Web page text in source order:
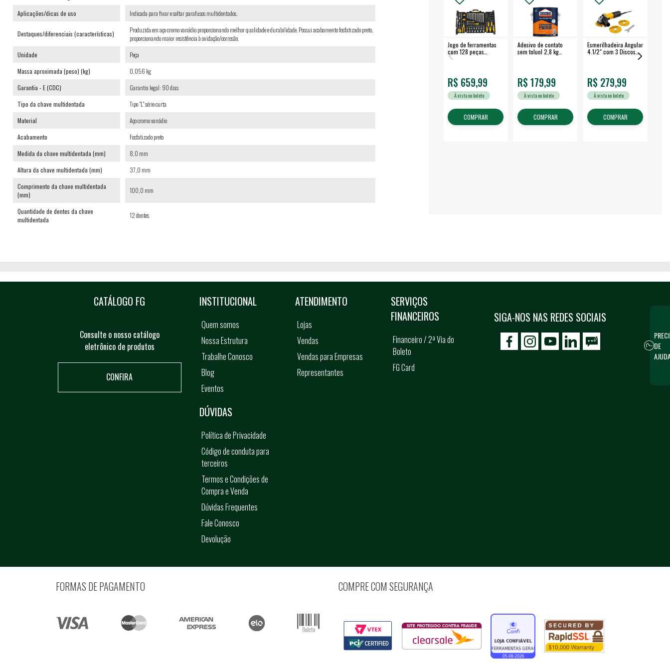
Jogo de ferramentas
com 128 peças
embalagem fechada -
R$ 659,99
À vista no boleto
COMPRAR
Adesivo de contato
sem toluol 2,8 kg
R$ 179,99
À vista no boleto
COMPRAR
Esmerilhadeira Angular
4.1/2" com 3 Discos
R$ 279,99
À vista no boleto
COMPRAR
Aplicações/dicas de uso
Indicada para fixar e soltar parafusos multidentados.
Destaques/diferenciais (características)
Produzida em aço cromo vanádio proporcionando melhor qualidade e durabilidade. Possui acabamento fosfatizado preto,
proporcionando maior resistência à oxidação/corrosão.
Unidade
Peça
Massa aproximada (peso) (kg)
0,056 kg
Garantia - E (CDC)
Garantia legal: 90 dias
Tipo da chave multidentada
Tipo "L" série curta
Material
Aço cromo vanádio
Acabamento
Fosfatizado preto
Medida da chave multidentada (mm)
8,0 mm
Altura da chave multidentada (mm)
37,0 mm
Comprimento da chave multidentada
(mm)
100,0 mm
Quantidade de dentes da chave
multidentada
12 dentes
CATÁLOGO FG
Consulte o nosso catálogo
eletrônico de produtos
CONFIRA
SIGA-NOS NAS REDES SOCIAIS
icon-facebook
icon-social02icon-social03
INSTITUCIONAL
Quem somos
Nossa Estrutura
Trabalhe Conosco
Blog
Eventos
ATENDIMENTO
Lojas
Vendas
Vendas para Empresas
Representantes
SERVIÇOS
FINANCEIROS
Financeiro / 2ª Via do
Boleto
FG Card
DÚVIDAS
Política de Privacidade
Código de conduta para
terceiros
Termos e Condições de
Compra e Venda
Dúvidas Frequentes
Fale Conosco
Devolução
FORMAS DE PAGAMENTO COMPRE COM SEGURANÇA
DE